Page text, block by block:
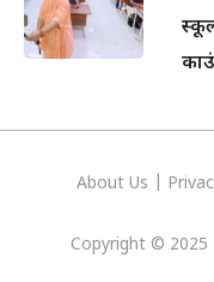
About Us
Copyright © 2025